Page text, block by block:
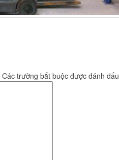
Các trường bắt buộc được đánh dấu